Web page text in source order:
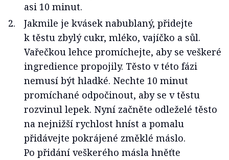
asi 10 minut.
Jakmile je kvásek nabublaný, přidejte
k těstu zbylý cukr, mléko, vajíčko a sůl.
Vařečkou lehce promíchejte, aby se veškeré
ingredience propojily. Těsto v této fázi
nemusí být hladké. Nechte 10 minut
promíchané odpočinout, aby se v těstu
rozvinul lepek. Nyní začněte odleželé těsto
na nejnižší rychlost hníst a pomalu
přidávejte pokrájené změklé máslo.
Po přidání veškerého másla hněťte